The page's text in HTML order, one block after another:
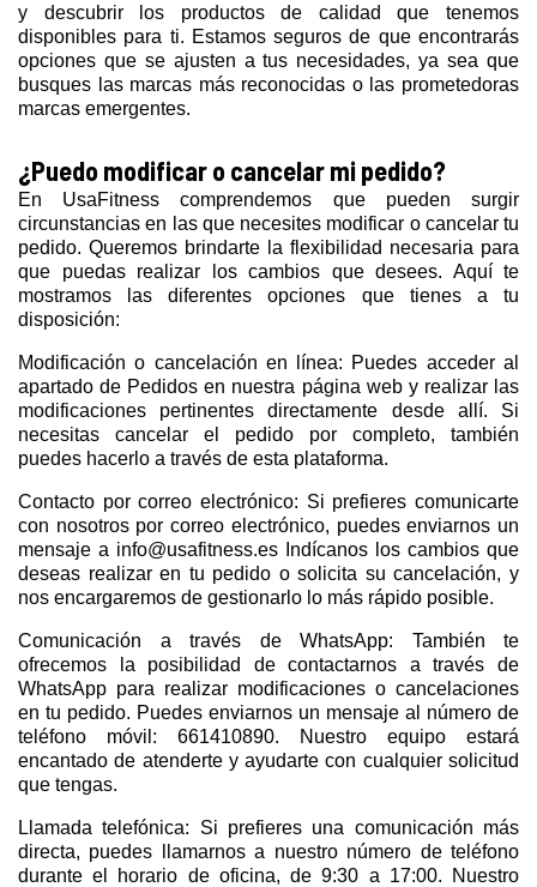
y descubrir los productos de calidad que tenemos
disponibles para ti. Estamos seguros de que encontrarás
opciones que se ajusten a tus necesidades, ya sea que
busques las marcas más reconocidas o las prometedoras
marcas emergentes.
¿Puedo modificar o cancelar mi pedido?
En UsaFitness comprendemos que pueden surgir
circunstancias en las que necesites modificar o cancelar tu
pedido. Queremos brindarte la flexibilidad necesaria para
que puedas realizar los cambios que desees. Aquí te
mostramos las diferentes opciones que tienes a tu
disposición:
Modificación o cancelación en línea: Puedes acceder al
apartado de Pedidos en nuestra página web y realizar las
modificaciones pertinentes directamente desde allí. Si
necesitas cancelar el pedido por completo, también
puedes hacerlo a través de esta plataforma.
Contacto por correo electrónico: Si prefieres comunicarte
con nosotros por correo electrónico, puedes enviarnos un
mensaje a info@usafitness.es Indícanos los cambios que
deseas realizar en tu pedido o solicita su cancelación, y
nos encargaremos de gestionarlo lo más rápido posible.
Comunicación a través de WhatsApp: También te
ofrecemos la posibilidad de contactarnos a través de
WhatsApp para realizar modificaciones o cancelaciones
en tu pedido. Puedes enviarnos un mensaje al número de
teléfono móvil: 661410890. Nuestro equipo estará
encantado de atenderte y ayudarte con cualquier solicitud
que tengas.
Llamada telefónica: Si prefieres una comunicación más
directa, puedes llamarnos a nuestro número de teléfono
durante el horario de oficina, de 9:30 a 17:00. Nuestro